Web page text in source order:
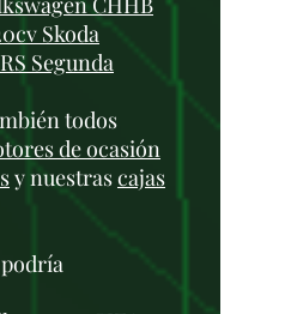
Skoda
Segunda
todos
de ocasión
y nuestrascajas